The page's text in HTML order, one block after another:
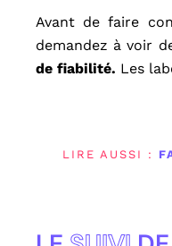
Avant de faire
demandez à voir
de fiabilité. Les
LIRE AUSSI :